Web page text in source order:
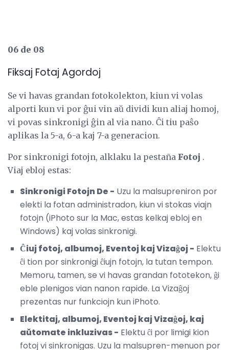
06 de 08
Fiksaj Fotaj Agordoj
Se vi havas grandan fotokolekton, kiun vi volas
alporti kun vi por ĝui vin aŭ dividi kun aliaj homoj,
vi povas sinkronigi ĝin al via nano. Ĉi tiu paŝo
aplikas la 5-a, 6-a kaj 7-a generacion.
Por sinkronigi fotojn, alklaku la pestaña Fotoj .
Viaj ebloj estas:
Sinkronigi Fotojn De - Uzu la malsupreniron por
elekti la fotan administradon, kiun vi stokas viajn
fotojn (iPhoto sur la Mac, estas kelkaj ebloj en
Windows) kaj volas sinkronigi.
Ĉiuj fotoj, albumoj, Eventoj kaj Vizaĝoj - Elektu
ĉi tion por sinkronigi ĉiujn fotojn, la tutan tempon.
Memoru, tamen, se vi havas grandan fototekon, ĝi
eble plenigos vian nanon rapide. La Vizaĝoj
prezentas nur funkciojn kun iPhoto.
Elektitaj, albumoj, Eventoj kaj Vizaĝoj, kaj
aŭtomate inkluzivas - Elektu ĉi por limigi kion
fotoj vi sinkronigas. Uzu la malsupren-menuon por